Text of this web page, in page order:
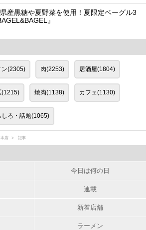
産黒糖や夏野菜を使用！夏限定ベーグル3
』
ン(2305) 肉(2253) 居酒屋(1804)
(1215) 焼肉(1138) カフェ(1130)
しろ・話題(1065)
本店 記事
今日は何の日
連載
新着店舗
ラーメン